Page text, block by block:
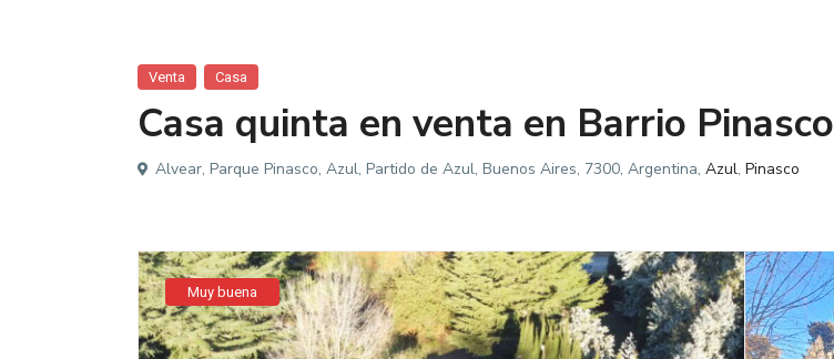
Venta Casa
Casa quinta en venta en Barrio Pinasco
Alvear, Parque Pinasco, Azul, Partido de Azul, Buenos Aires, 7300, Argentina, Azul, Pinasco
Muy buena